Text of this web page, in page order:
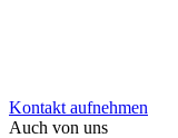
Kontakt aufnehmen
Auch von uns